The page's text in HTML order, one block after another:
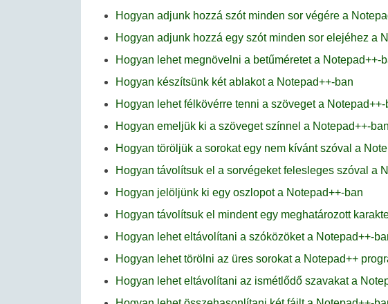
Hogyan adjunk hozzá szót minden sor végére a
Hogyan adjunk hozzá egy szót minden sor elejéhez a
Hogyan lehet megnövelni a betűméretet a Notepad++-
Hogyan készítsünk két ablakot a Notepad++-ban
Hogyan lehet félkövérre tenni a szöveget a Notepad++-
Hogyan emeljük ki a szöveget színnel a Notepad++-ban
Hogyan töröljük a sorokat egy nem kívánt szóval a
Hogyan távolítsuk el a sorvégeket felesleges szóval a
Hogyan jelöljünk ki egy oszlopot a Notepad++-ban
Hogyan távolítsuk el mindent egy meghatározott
Hogyan lehet eltávolítani a szóközöket a Notepad++-
Hogyan lehet törölni az üres sorokat a Notepad++
Hogyan lehet eltávolítani az ismétlődő szavakat a